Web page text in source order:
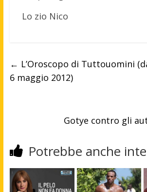
Lo zio Nico
← L’Oroscopo di Tuttouomini
6 maggio 2012)
Gotye contro gli
Potrebbe anche